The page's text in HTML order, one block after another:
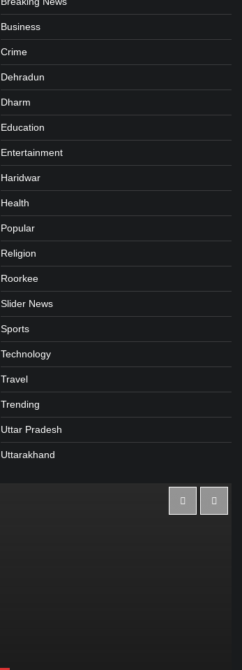
Business
Crime
Dehradun
Dharm
Education
Entertainment
Haridwar
Health
Popular
Religion
Roorkee
Slider News
Sports
Technology
Travel
Trending
Uttar Pradesh
Uttarakhand